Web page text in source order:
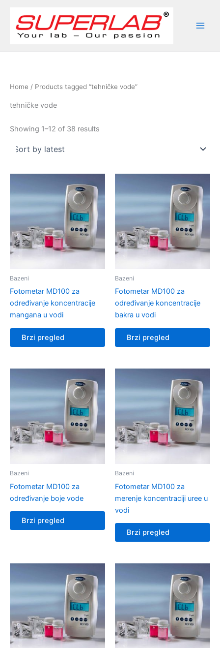
content
Home / Products tagged “tehničke vode”
tehničke vode
Showing 1–12 of 38 results
Bazeni
Fotometar MD100 za
određivanje koncentracije
mangana u vodi
Brzi pregled
Bazeni
Fotometar MD100 za
određivanje koncentracije
bakra u vodi
Brzi pregled
Bazeni
Fotometar MD100 za
određivanje boje vode
Brzi pregled
Bazeni
Fotometar MD100 za
merenje koncentraciji uree u
vodi
Brzi pregled